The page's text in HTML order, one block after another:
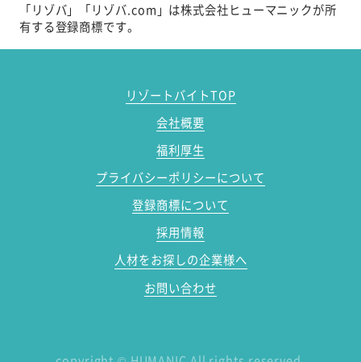
「リゾバ」「リゾバ.com」は株式会社ヒューマニックが所
有する登録商標です。
リゾートバイトTOP
会社概要
福利厚生
プライバシーポリシーについて
登録商標について
採用情報
人材をお探しの企業様へ
お問い合わせ